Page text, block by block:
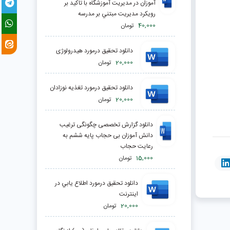
آموزان در مدیریت آموزشگاه با تاكيد بر
رويكرد مديريت مبتني بر مدرسه
40,000 تومان
دانلود تحقیق درمورد هیدرولوژی
20,000 تومان
دانلود تحقیق درمورد تغذيه نوزادان
20,000 تومان
دانلود گزارش تخصصی چگونگی ترغیب
دانش آموزان بی حجاب پایه ششم به
رعایت حجاب
15,000 تومان
دانلود تحقیق درمورد اطلاع يابي در
اينترنت
20,000 تومان